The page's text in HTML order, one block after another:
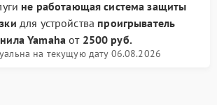
не работающая система защиты
для устройства проигрыватель
Yamahaот 2500 руб.
на текущую дату 06.08.2026